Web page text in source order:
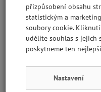
Bardog TOP Meat 70 28/16
kg lisované za studena
1 497,44 Kč
přizpůsobení obsahu
statistickým a
soubory cookie.
udělíte souhlas s jejich
poskytneme ten
Nastavení